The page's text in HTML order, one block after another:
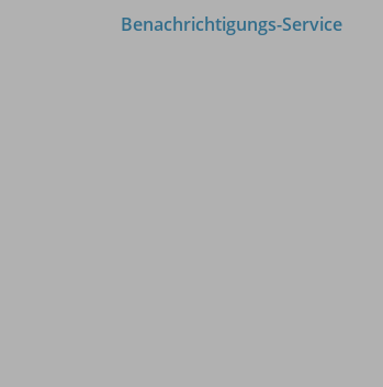
Benachrichtigungs-Service